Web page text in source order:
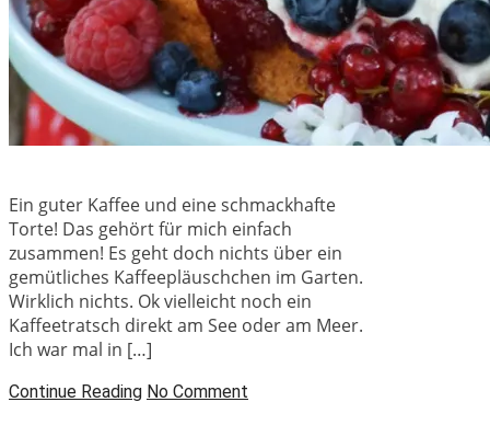
Ein guter Kaffee und eine schmackhafte
Torte! Das gehört für mich einfach
zusammen! Es geht doch nichts über ein
gemütliches Kaffeepläuschchen im Garten.
Wirklich nichts. Ok vielleicht noch ein
Kaffeetratsch direkt am See oder am Meer.
Ich war mal in […]
Continue Reading No Comment